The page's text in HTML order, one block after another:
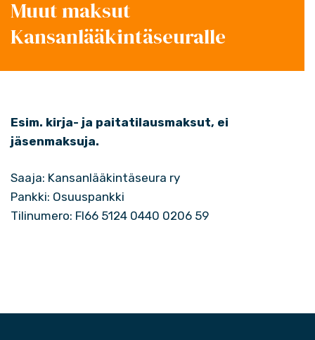
Muut maksut
Kansanlääkintäseuralle
Esim. kirja- ja paitatilausmaksut, ei
jäsenmaksuja.
Saaja: Kansanlääkintäseura ry
Pankki: Osuuspankki
Tilinumero: FI66 5124 0440 0206 59